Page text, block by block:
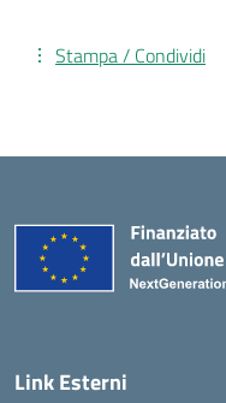
Stampa / Condividi
Link Esterni